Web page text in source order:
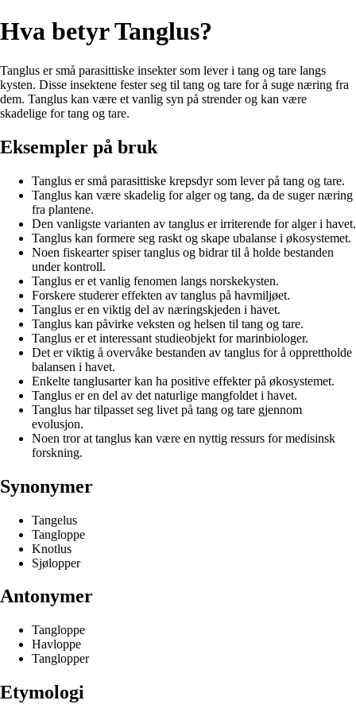
Hva betyr Tanglus?
Tanglus er små parasittiske insekter som lever i tang og tare langs
kysten. Disse insektene fester seg til tang og tare for å suge næring fra
dem. Tanglus kan være et vanlig syn på strender og kan være
skadelige for tang og tare.
Eksempler på bruk
Tanglus er små parasittiske krepsdyr som lever på tang og tare.
Tanglus kan være skadelig for alger og tang, da de suger næring
fra plantene.
Den vanligste varianten av tanglus er irriterende for alger i havet.
Tanglus kan formere seg raskt og skape ubalanse i økosystemet.
Noen fiskearter spiser tanglus og bidrar til å holde bestanden
under kontroll.
Tanglus er et vanlig fenomen langs norskekysten.
Forskere studerer effekten av tanglus på havmiljøet.
Tanglus er en viktig del av næringskjeden i havet.
Tanglus kan påvirke veksten og helsen til tang og tare.
Tanglus er et interessant studieobjekt for marinbiologer.
Det er viktig å overvåke bestanden av tanglus for å opprettholde
balansen i havet.
Enkelte tanglusarter kan ha positive effekter på økosystemet.
Tanglus er en del av det naturlige mangfoldet i havet.
Tanglus har tilpasset seg livet på tang og tare gjennom
evolusjon.
Noen tror at tanglus kan være en nyttig ressurs for medisinsk
forskning.
Synonymer
Tangelus
Tangloppe
Knotlus
Sjølopper
Antonymer
Tangloppe
Havloppe
Tanglopper
Etymologi